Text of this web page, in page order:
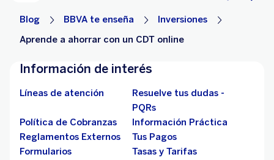
Blog BBVA te enseña
Inversiones
Aprende a ahorrar con un CDT online
Información de interés
Líneas de atención
Resuelve tus dudas -
PQRs
Política de Cobranzas
Información Práctica
Reglamentos Externos
Tus Pagos
Formularios
Tasas y Tarifas